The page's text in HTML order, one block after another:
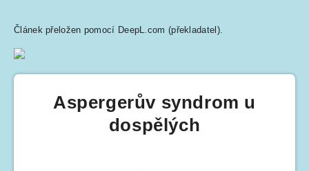
Článek přeložen pomocí DeepL.com (překladatel).
Aspergerův syndrom u
dospělých